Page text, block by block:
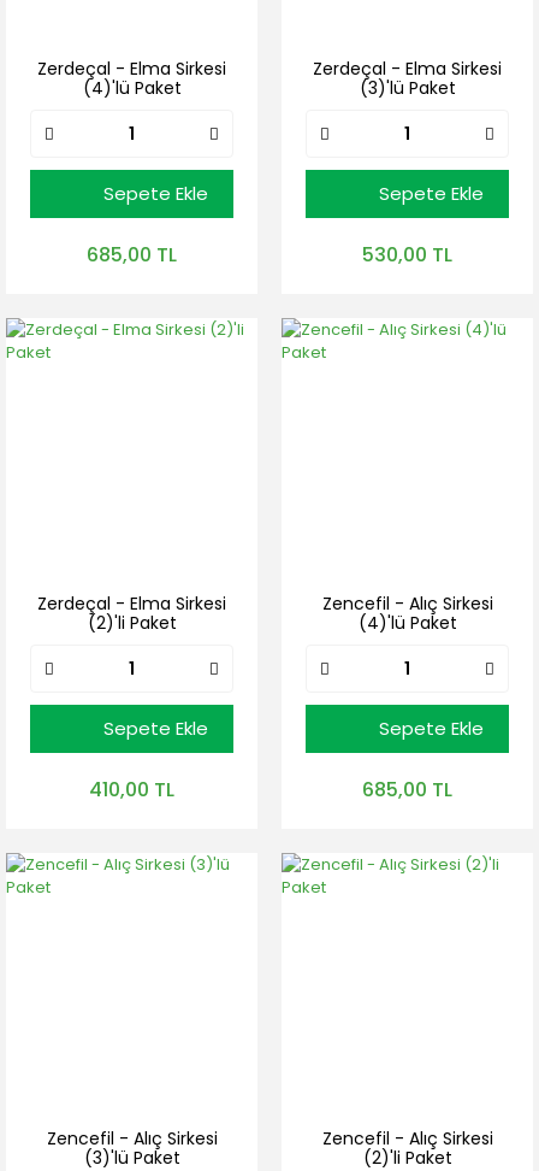
Zerdeçal - Elma Sirkesi
(4)'lü Paket
Sepete Ekle
685,00 TL
Zerdeçal - Elma Sirkesi
(3)'lü Paket
Sepete Ekle
530,00 TL
Zerdeçal - Elma Sirkesi
(2)'li Paket
Sepete Ekle
410,00 TL
Zencefil - Alıç Sirkesi
(4)'lü Paket
Sepete Ekle
685,00 TL
Zencefil - Alıç Sirkesi
(3)'lü Paket
Zencefil - Alıç Sirkesi
(2)'li Paket